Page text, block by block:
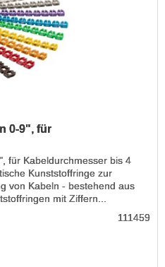
0-9", für
für Kabeldurchmesser bis 4
Kunststoffringe zur
von Kabeln - bestehend aus
mit Ziffern...
111459